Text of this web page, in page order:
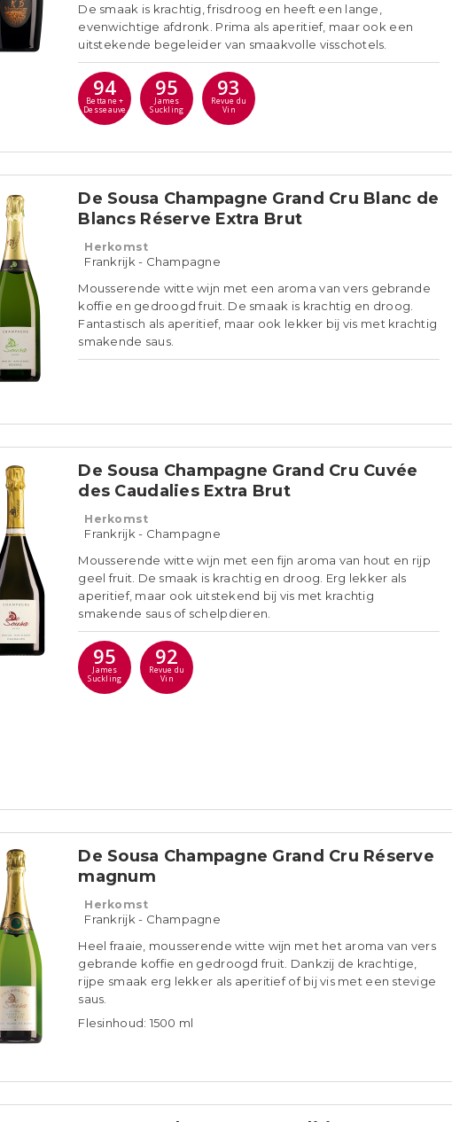
De smaak is krachtig, frisdroog en heeft een lange,
evenwichtige afdronk. Prima als aperitief, maar ook een
uitstekende begeleider van smaakvolle visschotels.
94
Bettane +
Desseauve
95
James
Suckling
93
Revue du
Vin
De Sousa Champagne Grand Cru Blanc de
Blancs Réserve Extra Brut
Herkomst
Frankrijk - Champagne
Mousserende witte wijn met een aroma van vers gebrande
koffie en gedroogd fruit. De smaak is krachtig en droog.
Fantastisch als aperitief, maar ook lekker bij vis met krachtig
smakende saus.
De Sousa Champagne Grand Cru Cuvée
des Caudalies Extra Brut
Herkomst
Frankrijk - Champagne
Mousserende witte wijn met een fijn aroma van hout en rijp
geel fruit. De smaak is krachtig en droog. Erg lekker als
aperitief, maar ook uitstekend bij vis met krachtig
smakende saus of schelpdieren.
95
James
Suckling
92
Revue du
Vin
De Sousa Champagne Grand Cru Réserve
magnum
Herkomst
Frankrijk - Champagne
Heel fraaie, mousserende witte wijn met het aroma van vers
gebrande koffie en gedroogd fruit. Dankzij de krachtige,
rijpe smaak erg lekker als aperitief of bij vis met een stevige
saus.
Flesinhoud: 1500 ml